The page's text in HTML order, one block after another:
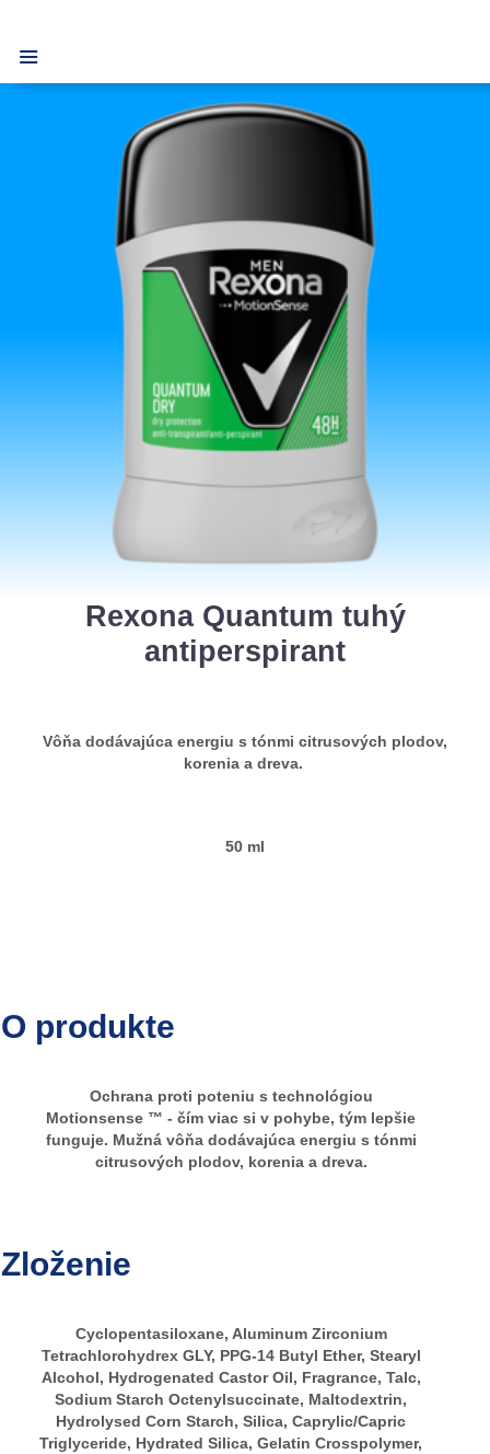
Rexona Quantum tuhý
antiperspirant
Vôňa dodávajúca energiu s tónmi citrusových plodov,
korenia a dreva.
50 ml
O produkte
Ochrana proti poteniu s technológiou
Motionsense ™ - čím viac si v pohybe, tým lepšie
funguje. Mužná vôňa dodávajúca energiu s tónmi
citrusových plodov, korenia a dreva.
Zloženie
Cyclopentasiloxane, Aluminum Zirconium
Tetrachlorohydrex GLY, PPG-14 Butyl Ether, Stearyl
Alcohol, Hydrogenated Castor Oil, Fragrance, Talc,
Sodium Starch Octenylsuccinate, Maltodextrin,
Hydrolysed Corn Starch, Silica, Caprylic/Capric
Triglyceride, Hydrated Silica, Gelatin Crosspolymer,